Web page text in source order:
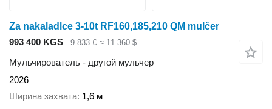
Za nakaladlce 3-10t RF160,185,210 QM mulčer
993 400 KGS
9 833 € ≈ 11 360 $
Мульчирователь - другой мульчер
2026
Ширина захвата 1,6 м